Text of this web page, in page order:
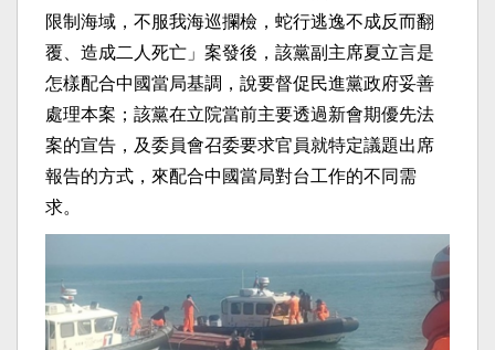
限制海域，不服我海巡攔檢，蛇行逃逸不成反而翻
覆、造成二人死亡」案發後，該黨副主席夏立言是
怎樣配合中國當局基調，說要督促民進黨政府妥善
處理本案；該黨在立院當前主要透過新會期優先法
案的宣告，及委員會召委要求官員就特定議題出席
報告的方式，來配合中國當局對台工作的不同需
求。